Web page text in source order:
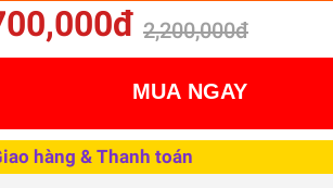
2,200,000đ
MUA NGAY
hàng & Thanh toán